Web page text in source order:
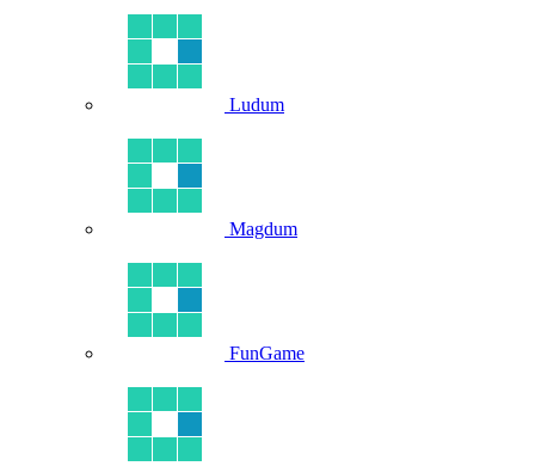
Ludum
Magdum
FunGame